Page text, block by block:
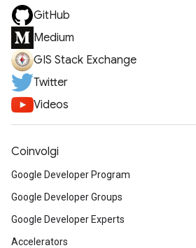
GitHub
Medium
GIS Stack Exchange
Twitter
Videos
Coinvolgi
Google Developer Program
Google Developer Groups
Google Developer Experts
Accelerators